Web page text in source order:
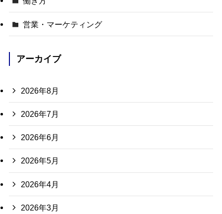
営業・マーケティング
アーカイブ
2026年8月
2026年7月
2026年6月
2026年5月
2026年4月
2026年3月